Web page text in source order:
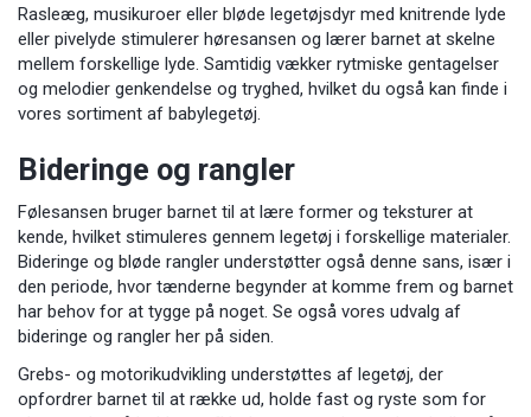
Rasleæg, musikuroer eller bløde legetøjsdyr med knitrende lyde
eller pivelyde stimulerer høresansen og lærer barnet at skelne
mellem forskellige lyde. Samtidig vækker rytmiske gentagelser
og melodier genkendelse og tryghed, hvilket du også kan finde i
vores sortiment af babylegetøj.
Bideringe og rangler
Følesansen bruger barnet til at lære former og teksturer at
kende, hvilket stimuleres gennem legetøj i forskellige materialer.
Bideringe og bløde rangler understøtter også denne sans, især i
den periode, hvor tænderne begynder at komme frem og barnet
har behov for at tygge på noget. Se også vores udvalg af
bideringe og rangler her på siden.
Grebs- og motorikudvikling understøttes af legetøj, der
opfordrer barnet til at række ud, holde fast og ryste som for